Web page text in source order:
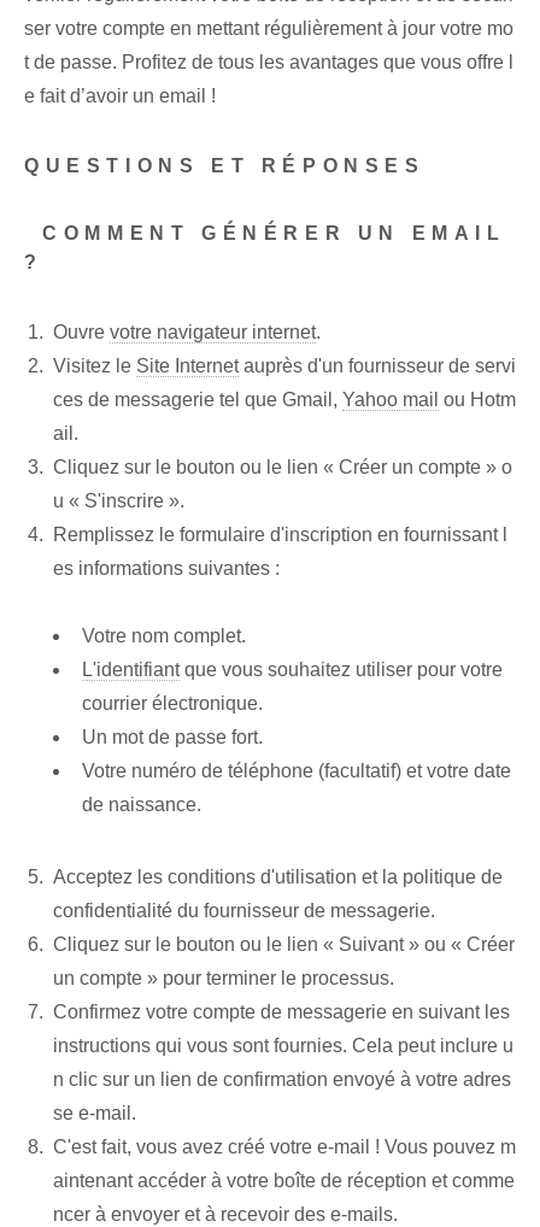
ser votre compte en mettant régulièrement à jour votre mo
t de passe. Profitez de tous les avantages que vous offre l
e fait d’avoir un email !​
QUESTIONS ET RÉPONSES
⁢ COMMENT GÉNÉRER UN EMAIL
?
Ouvre votre navigateur internet.
Visitez⁢ le​ Site Internetauprès d'un ‌fournisseur de servi
ces de messagerie⁤ tel que Gmail, Yahoo mail ⁤ou Hotm
ail.
Cliquez sur le bouton ou le lien « Créer un compte » o
u « S'inscrire ».
Remplissez le formulaire d'inscription⁤ en fournissant l
es informations suivantes :
Votre⁢ nom complet.
L'identifiant​que vous souhaitez utiliser⁢ pour votre
courrier électronique.
Un mot de passe fort.
Votre ⁤numéro de téléphone (facultatif) et‌ votre date
de naissance.
Acceptez les conditions d'utilisation et la politique de
confidentialité du fournisseur de messagerie.
Cliquez sur le bouton ou le lien « Suivant » ou « Créer
un compte » pour terminer le processus.
Confirmez votre compte de messagerie en suivant les
instructions qui vous sont fournies. Cela peut inclure u
n clic sur un lien de confirmation envoyé à votre adres
se e-mail.
C'est fait, vous avez créé ⁤votre‌ e-mail !​ Vous pouvez m
aintenant accéder à votre boîte de réception ​et comme
ncer à envoyer et à recevoir des e-mails.